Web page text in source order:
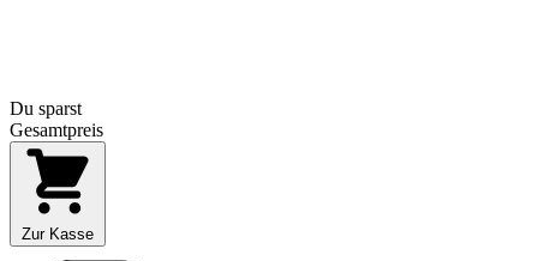
Du sparst
Gesamtpreis
Zur Kasse